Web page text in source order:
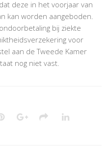
deze in het voorjaar van
kan worden aangeboden.
bij ziekte
voor
aan de Tweede Kamer
nog niet vast.